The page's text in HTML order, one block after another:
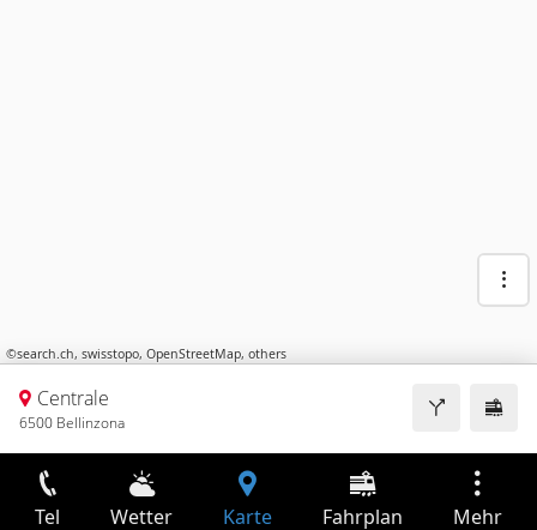
©search.ch, swisstopo, OpenStreetMap, others
Centrale
6500 Bellinzona
Tel Wetter Karte Fahrplan Mehr